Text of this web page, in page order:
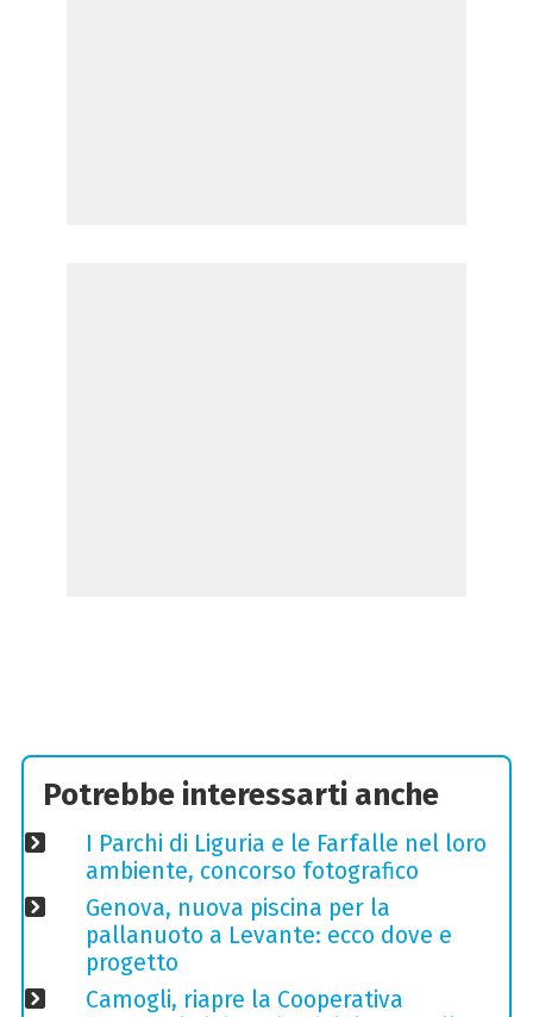
Potrebbe interessarti anche
I Parchi di Liguria e le Farfalle nel loro
ambiente, concorso fotografico
Genova, nuova piscina per la
pallanuoto a Levante: ecco dove e
progetto
Camogli, riapre la Cooperativa